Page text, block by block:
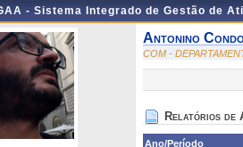
- Sistema Integrado de Gestão de
Antonino
COM -
Relatórios de
Ano/Período